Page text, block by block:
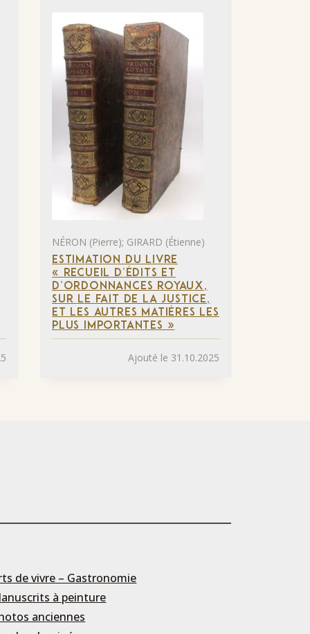
NÉRON (Pierre); GIRARD (Étienne)
ESTIMATION DU LIVRE
« RECUEIL D’ÉDITS ET
D’ORDONNANCES ROYAUX,
SUR LE FAIT DE LA JUSTICE,
ET LES AUTRES MATIÈRES LES
PLUS IMPORTANTES »
Ajouté le 31.10.2025
de vivre – Gastronomie
à peinture
anciennes